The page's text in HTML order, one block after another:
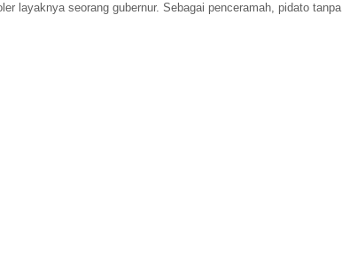
layaknya seorang gubernur. Sebagai penceramah, pidato tanpa